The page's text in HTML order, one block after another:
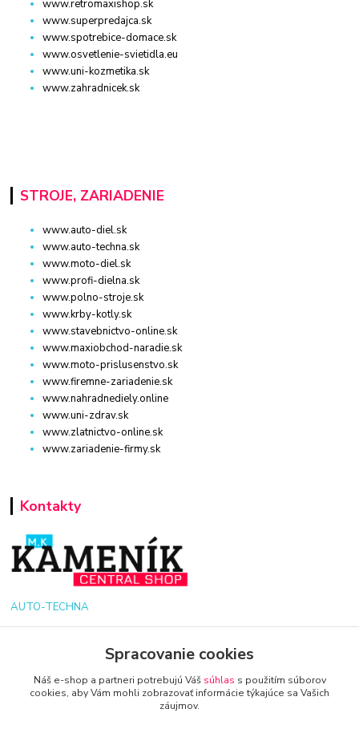
www.retromaxishop.sk
www.superpredajca.sk
www.spotrebice-domace.sk
www.osvetlenie-svietidla.eu
www.uni-kozmetika.sk
www.zahradnicek.sk
STROJE, ZARIADENIE
www.auto-diel.sk
www.auto-techna.sk
www.moto-diel.sk
www.profi-dielna.sk
www.polno-stroje.sk
www.krby-kotly.sk
www.stavebnictvo-online.sk
www.maxiobchod-naradie.sk
www.moto-prislusenstvo.sk
www.firemne-zariadenie.sk
www.nahradnediely.online
www.uni-zdrav.sk
www.zlatnictvo-online.sk
www.zariadenie-firmy.sk
Kontakty
AUTO-TECHNA
+421 940 949 000
info@kamenik.sk
Spracovanie cookies
Náš e-shop a partneri potrebujú Váš súhlas s použitím súborov
cookies, aby Vám mohli zobrazovať informácie týkajúce sa Vašich
záujmov.